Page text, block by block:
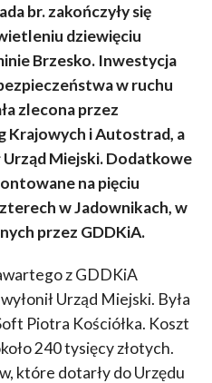
br. zakończyły się
dziewięciu
Brzesko. Inwestycja
w ruchu
zlecona przez
Krajowych i Autostrad, a
Urząd Miejski. Dodatkowe
na pięciu
w Jadownikach, w
przez GDDKiA.
z GDDKiA
Urząd Miejski. Była
Piotra Kościółka. Koszt
240 tysięcy złotych.
które dotarły do Urzędu